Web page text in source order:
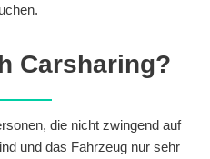
Carsharing?
die nicht zwingend auf
und das Fahrzeug nur sehr